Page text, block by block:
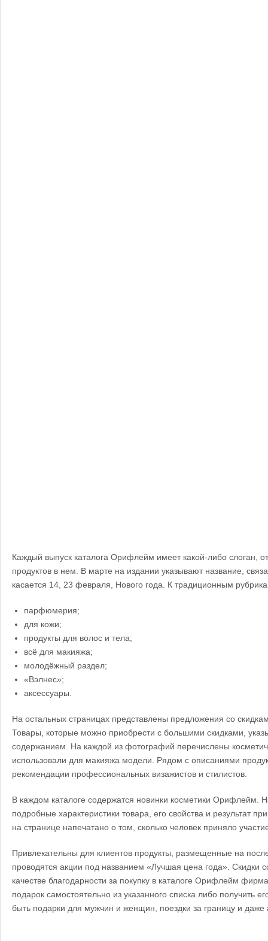
Каждый выпуск каталога Орифлейм имеет какой-либо слоган,
продуктов в нем. В марте на издании указывают название,
касается 14, 23 февраля, Нового года. К традиционным
парфюмерия;
для кожи;
продукты для волос и тела;
всё для макияжа;
молодёжный раздел;
«Вэлнес»;
аксессуары.
На остальных страницах представлены предложения со
Товары, которые можно приобрести с большими скидками,
содержанием. На каждой из фотографий перечислены
использовали для макияжа модели. Рядом с описаниями
рекомендации профессиональных визажистов и стилистов.
В каждом каталоге содержатся новинки косметики Орифлейм.
подробные характеристики товара, его свойства и результат
на странице напечатано о том, сколько человек приняло
Привлекательны для клиентов продукты, размещенные на
проводятся акции под названием «Лучшая цена года». Скидки
качестве благодарности за покупку в каталоге Орифлейм
подарок самостоятельно из указанного списка либо получить
быть подарки для мужчин и женщин, поездки за границу и даже